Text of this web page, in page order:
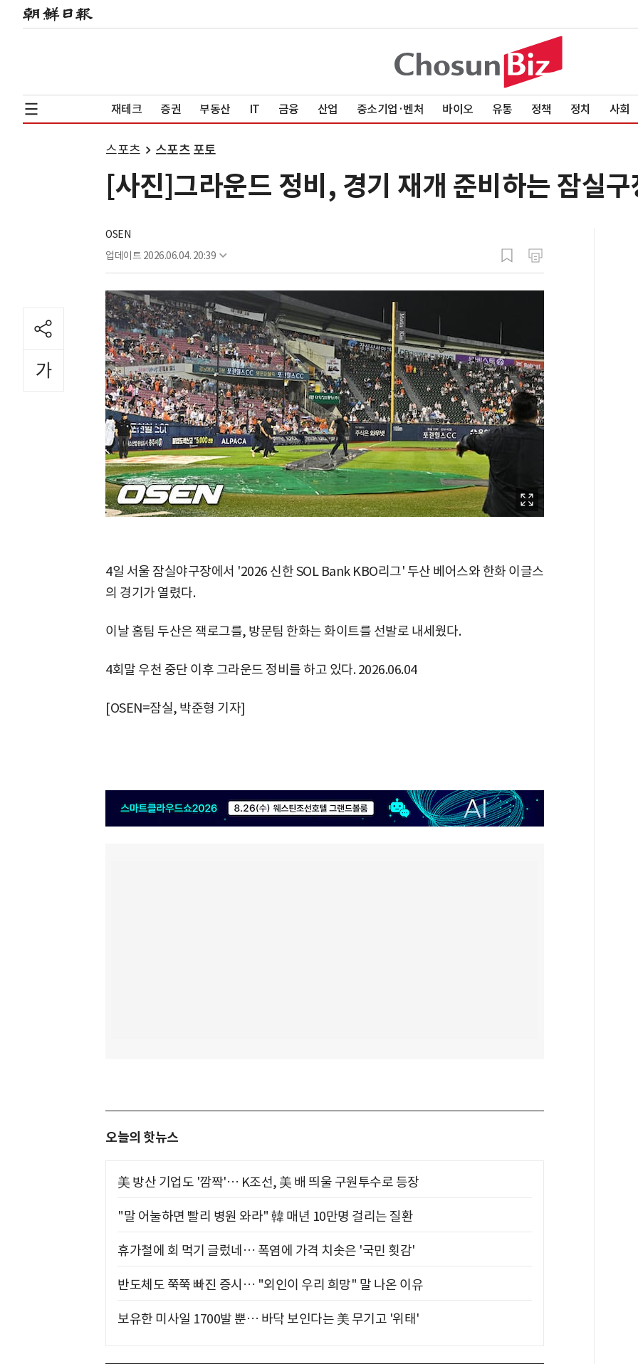
재테크 증권 부동산 IT 금융 산업 중소기업·벤처 바이오 유통 정책 정치 사회
스포츠 스포츠 포토
[사진]그라운드 정비, 경기 재개 준비하는 잠실구
OSEN
업데이트 2026.06.04. 20:39
4일 서울 잠실야구장에서 '2026 신한 SOL Bank KBO리그' 두산 베어스와 한화 이글스
의 경기가 열렸다.
이날 홈팀 두산은 잭로그를, 방문팀 한화는 화이트를 선발로 내세웠다.
4회말 우천 중단 이후 그라운드 정비를 하고 있다. 2026.06.04
[OSEN=잠실, 박준형 기자]
오늘의 핫뉴스
美 방산 기업도 '깜짝'… K조선, 美 배 띄울 구원투수로 등장
"말 어눌하면 빨리 병원 와라" 韓 매년 10만명 걸리는 질환
휴가철에 회 먹기 글렀네… 폭염에 가격 치솟은 '국민 횟감'
반도체도 쭉쭉 빠진 증시… "외인이 우리 희망" 말 나온 이유
보유한 미사일 1700발 뿐… 바닥 보인다는 美 무기고 '위태'